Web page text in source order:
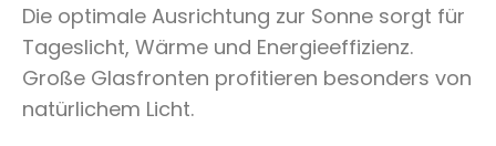
Die optimale Ausrichtung zur Sonne sorgt für
Tageslicht, Wärme und Energieeffizienz.
Große Glasfronten profitieren besonders von
natürlichem Licht.